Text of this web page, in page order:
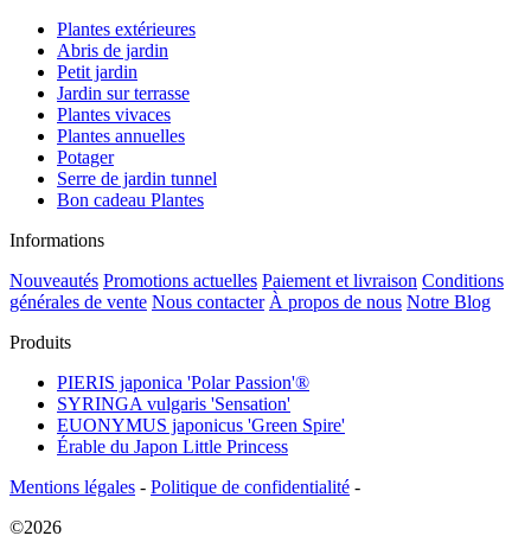
Plantes extérieures
Abris de jardin
Petit jardin
Jardin sur terrasse
Plantes vivaces
Plantes annuelles
Potager
Serre de jardin tunnel
Bon cadeau Plantes
Informations
Nouveautés Promotions actuelles Paiement et livraison Conditions
générales de vente Nous contacter À propos de nous Notre Blog
Produits
PIERIS japonica 'Polar Passion'®
SYRINGA vulgaris 'Sensation'
EUONYMUS japonicus 'Green Spire'
Érable du Japon Little Princess
Mentions légales - Politique de confidentialité -
©2026